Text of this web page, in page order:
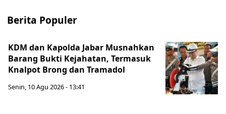
Berita Populer
KDM dan Kapolda Jabar Musnahkan
Barang Bukti Kejahatan, Termasuk
Knalpot Brong dan Tramadol
Senin, 10 Agu 2026 - 13:41